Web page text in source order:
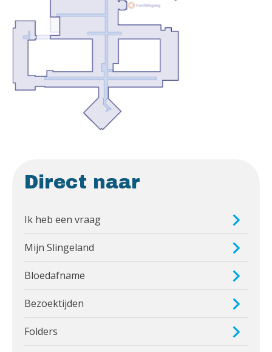
Direct naar
Ik heb een vraag
Mijn Slingeland
Bloedafname
Bezoektijden
Folders